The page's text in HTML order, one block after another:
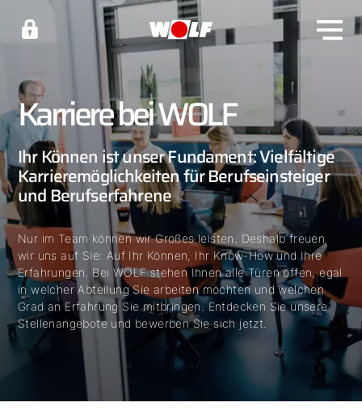
Karriere bei WOLF
Ihr Können ist unser Fundament: Vielfältige
Karrieremöglichkeiten für Berufseinsteiger
und Berufserfahrene
Nur im Team können wir Großes leisten. Deshalb freuen
wir uns auf Sie: Auf Ihr Können, Ihr Know-How und Ihre
Erfahrungen. Bei WOLF stehen Ihnen alle Türen offen, egal
in welcher Abteilung Sie arbeiten möchten und welchen
Grad an Erfahrung Sie mitbringen. Entdecken Sie unsere
Stellenangebote und bewerben Sie sich jetzt.